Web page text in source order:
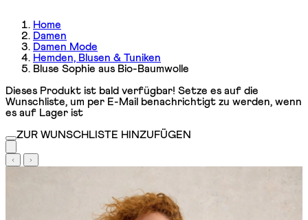
Home
Damen
Damen Mode
Hemden, Blusen & Tuniken
Bluse Sophie aus Bio-Baumwolle
Dieses Produkt ist bald verfügbar! Setze es auf die
Wunschliste, um per E-Mail benachrichtigt zu werden, wenn
es auf Lager ist
ZUR WUNSCHLISTE HINZUFÜGEN